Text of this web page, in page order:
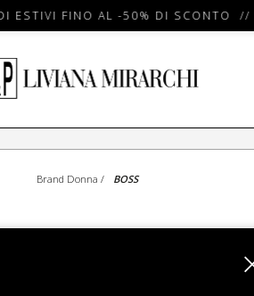
FINO AL -50% DI SCONTO
Brand Donna / BOSS